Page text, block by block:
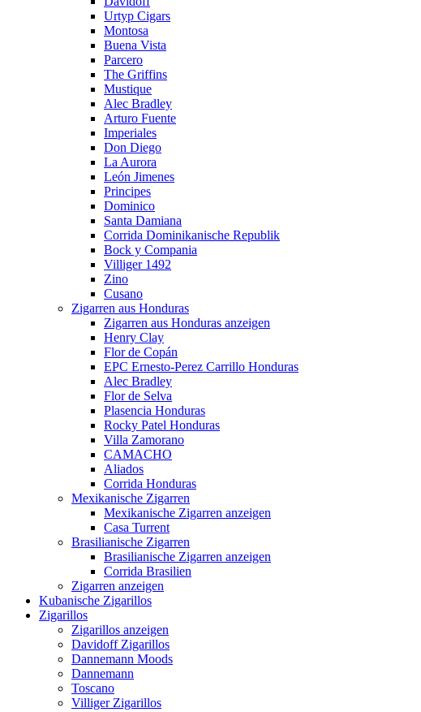
Urtyp Cigars
Montosa
Buena Vista
Parcero
The Griffins
Mustique
Alec Bradley
Arturo Fuente
Imperiales
Don Diego
La Aurora
León Jimenes
Principes
Dominico
Santa Damiana
Corrida Dominikanische Republik
Bock y Compania
Villiger 1492
Zino
Cusano
Zigarren aus Honduras
Zigarren aus Honduras anzeigen
Henry Clay
Flor de Copán
EPC Ernesto-Perez Carrillo Honduras
Alec Bradley
Flor de Selva
Plasencia Honduras
Rocky Patel Honduras
Villa Zamorano
CAMACHO
Aliados
Corrida Honduras
Mexikanische Zigarren
Mexikanische Zigarren anzeigen
Casa Turrent
Brasilianische Zigarren
Brasilianische Zigarren anzeigen
Corrida Brasilien
Zigarren anzeigen
Kubanische Zigarillos
Zigarillos
Zigarillos anzeigen
Davidoff Zigarillos
Dannemann Moods
Dannemann
Toscano
Villiger Zigarillos